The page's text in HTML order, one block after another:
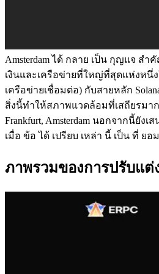
Amsterdam ได้ กลาย เป็น กุญแจ สํ
เงินและเครือข่ายที่ใหญ่ที่สุดแห่งหนึ่ง
เครือข่ายเชื่อมต่อ) กับสายหลัก
สิ่งนี้ทําให้สภาพแวดล้อมที่เสถียรมาก
Frankfurt, Amsterdam นอกจากนี้
เมื่อ ข้อ ได้ เปรียบ เหล่า นี้ เป็น ที่ ย
ภาพรวมของการปรับแต่ง